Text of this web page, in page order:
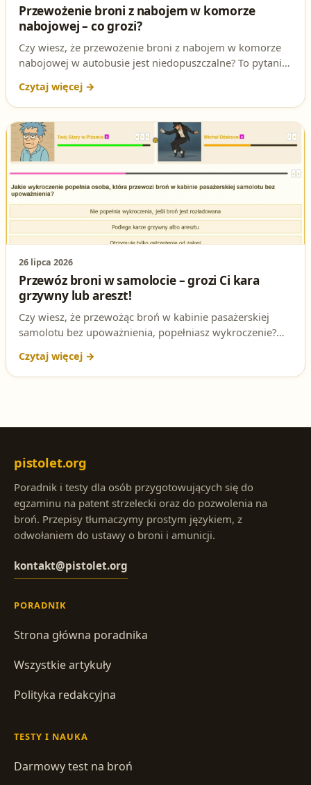
Przewożenie broni z nabojem w komorze
nabojowej – co grozi?
Czy wiesz, że przewożenie broni z nabojem w komorze
nabojowej w autobusie jest niedopuszczalne? To pytanie
Sprawdź, dlaczego odpowiedź **B** jest jedyną
poprawną i jakie konsekwencje mogą Cię spotkać za
złamanie tego przepisu.
26 lipca 2026
Przewóz broni w samolocie – grozi Ci kara
grzywny lub areszt!
Czy wiesz, że przewożąc broń w kabinie pasażerskiej
samolotu bez upoważnienia, popełniasz wykroczenie?
grozi Ci kara grzywny lub aresztu. Sprawdź, jakie
przepisy regulują tę kwestię i dlaczego odpowiedź na to
pistolet.org
Poradnik i testy dla osób przygotowujących się do
egzaminu na patent strzelecki oraz do pozwolenia na
broń. Przepisy tłumaczymy prostym językiem, z
odwołaniem do ustawy o broni i amunicji.
kontakt@pistolet.org
PORADNIK
Strona główna poradnika
Wszystkie artykuły
Polityka redakcyjna
TESTY I NAUKA
Darmowy test na broń